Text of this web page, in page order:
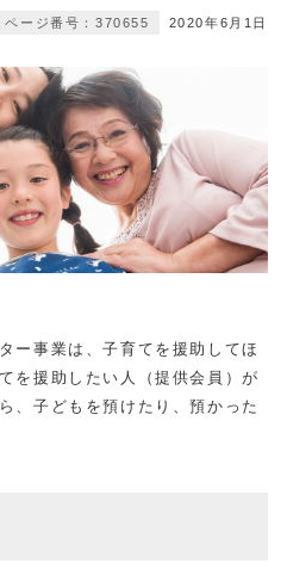
2020年6月1日
ページ番号：370655
ー事業は、子育てを援助してほ
を援助したい人（提供会員）が
、子どもを預けたり、預かった